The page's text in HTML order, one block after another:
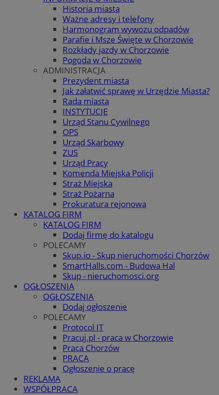
Historia miasta
Ważne adresy i telefony
Harmonogram wywozu odpadów
Parafie i Msze Święte w Chorzowie
Rozkłady jazdy w Chorzowie
Pogoda w Chorzowie
ADMINISTRACJA
Prezydent miasta
Jak załatwić sprawę w Urzędzie Miasta?
Rada miasta
INSTYTUCJE
Urząd Stanu Cywilnego
OPS
Urząd Skarbowy
ZUS
Urząd Pracy
Komenda Miejska Policji
Straż Miejska
Straż Pożarna
Prokuratura rejonowa
KATALOG FIRM
KATALOG FIRM
Dodaj firmę do katalogu
POLECAMY
Skup.io - Skup nieruchomości Chorzów
SmartHalls.com - Budowa Hal
Skup - nieruchomosci.org
OGŁOSZENIA
OGŁOSZENIA
Dodaj ogłoszenie
POLECAMY
Protocol IT
Pracuj.pl - praca w Chorzowie
Praca Chorzów
PRACA
Ogłoszenie o pracę
REKLAMA
WSPÓŁPRACA